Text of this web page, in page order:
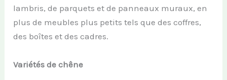
lambris, de parquets et de panneaux muraux, en
plus de meubles plus petits tels que des coffres,
des boîtes et des cadres.
Variétés de chêne